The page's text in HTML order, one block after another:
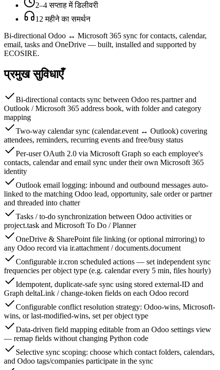
2–4 सप्ताह में डिलीवरी
12 महीने का समर्थन
Bi-directional Odoo ↔ Microsoft 365 sync for contacts, calendar,
email, tasks and OneDrive — built, installed and supported by
ECOSIRE.
प्रमुख सुविधाएँ
Bi-directional contacts sync between Odoo res.partner and
Outlook / Microsoft 365 address book, with folder and category
mapping
Two-way calendar sync (calendar.event ↔ Outlook) covering
attendees, reminders, recurring events and free/busy status
Per-user OAuth 2.0 via Microsoft Graph so each employee's
contacts, calendar and email sync under their own Microsoft 365
identity
Outlook email logging: inbound and outbound messages auto-
linked to the matching Odoo lead, opportunity, sale order or partner
and threaded into chatter
Tasks / to-do synchronization between Odoo activities or
project.task and Microsoft To Do / Planner
OneDrive & SharePoint file linking (or optional mirroring) to
any Odoo record via ir.attachment / documents.document
Configurable ir.cron scheduled actions — set independent sync
frequencies per object type (e.g. calendar every 5 min, files hourly)
Idempotent, duplicate-safe sync using stored external-ID and
Graph deltaLink / change-token fields on each Odoo record
Configurable conflict resolution strategy: Odoo-wins, Microsoft-
wins, or last-modified-wins, set per object type
Data-driven field mapping editable from an Odoo settings view
— remap fields without changing Python code
Selective sync scoping: choose which contact folders, calendars,
and Odoo tags/companies participate in the sync